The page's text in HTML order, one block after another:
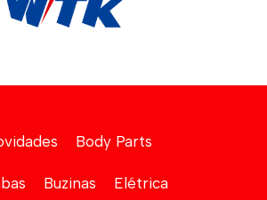
Body Parts
Buzinas Elétrica